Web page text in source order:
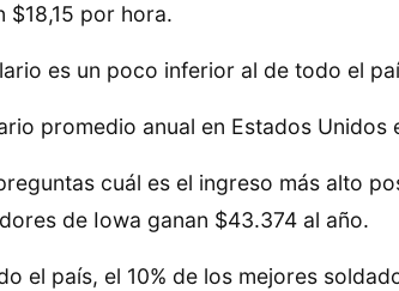
$18,15 por hora.
es un poco inferior al de todo el
promedio anual en Estados
cuál es el ingreso más alto
de Iowa ganan $43.374 al año.
el país, el 10% de los mejores